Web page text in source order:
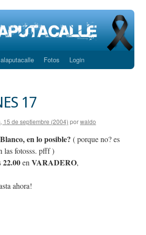
Fotos Login
17
15 de septiembre (2004) porwaldo
en lo posible? ( porque no? es
las fotosss. pfff )
22.00enVARADERO,
ahora!